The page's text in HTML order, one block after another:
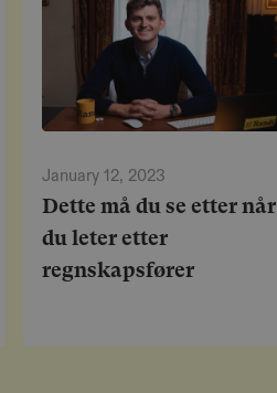
January 12, 2023
Dette må du se etter når
du leter etter
regnskapsfører